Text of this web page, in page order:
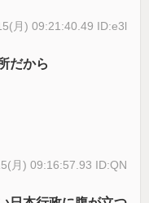
月) 09:21:40.49 ID:e3l
だから
月) 09:16:57.93 ID:QN